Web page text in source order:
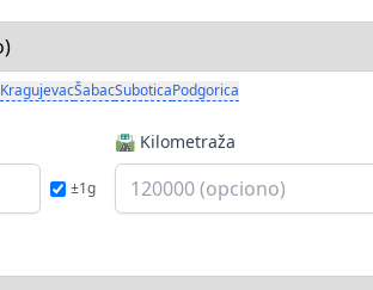
KragujevacŠabacSuboticaPodgorica
±1g
🛣️ Kilometraža